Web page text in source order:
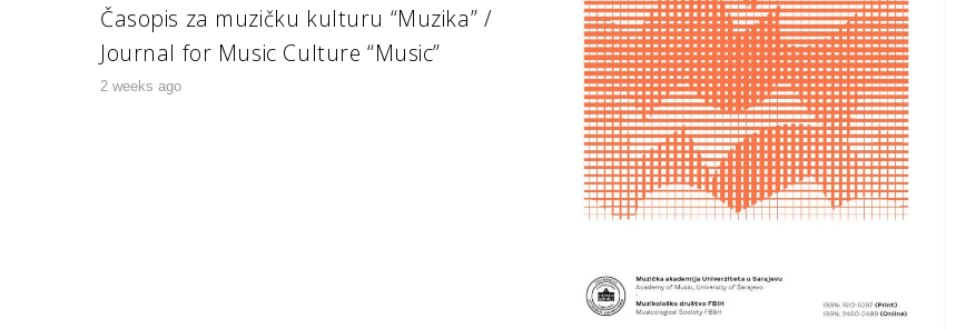
Časopis za muzičku kulturu “Muzika” /
Journal for Music Culture “Music”
2 weeks ago